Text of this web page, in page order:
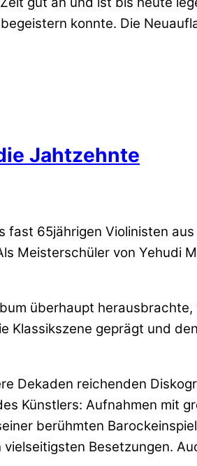
konnte. Die
Jahtzehnte
65jährigen Violinisten
Meisterschüler von Yehudi
überhaupt
Klassikszene geprägt und
Dekaden reichenden
Künstlers: Aufnahmen mit
berühmten
Besetzungen.